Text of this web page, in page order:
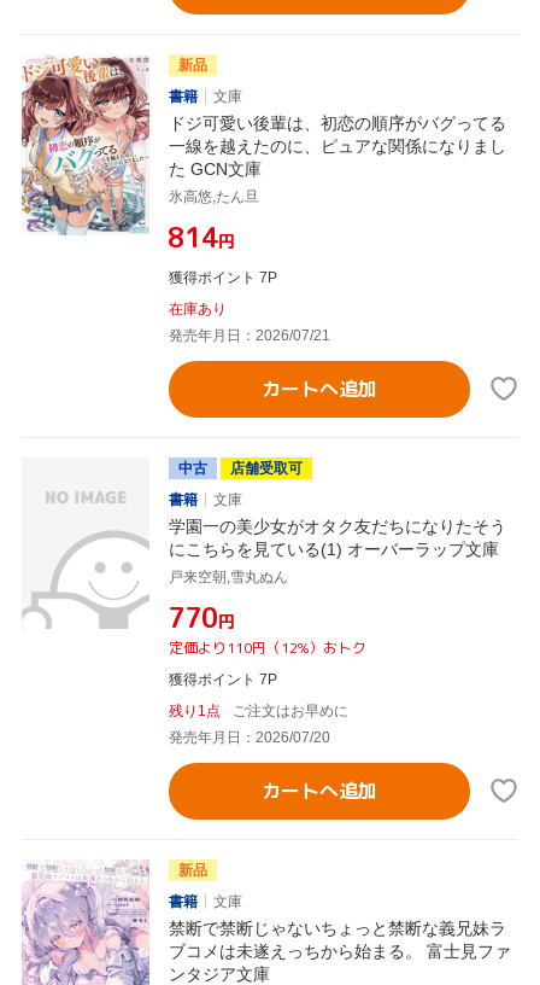
新品
書籍
文庫
ドジ可愛い後輩は、初恋の順序がバグってる
一線を越えたのに、ピュアな関係になりまし
た GCN文庫
氷高悠,たん旦
¥814円
獲得ポイント 7P
在庫あり
発売年月日：2026/07/21
カートへ追加
中古
店舗受取可
書籍
文庫
学園一の美少女がオタク友だちになりたそう
にこちらを見ている(1) オーバーラップ文庫
戸来空朝,雪丸ぬん
¥770円
定価より110円（12%）おトク
獲得ポイント 7P
残り1点
ご注文はお早めに
発売年月日：2026/07/20
カートへ追加
新品
書籍
文庫
禁断で禁断じゃないちょっと禁断な義兄妹ラ
ブコメは未遂えっちから始まる。 富士見ファ
ンタジア文庫